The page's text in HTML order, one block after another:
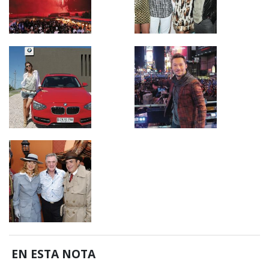
EN ESTA NOTA